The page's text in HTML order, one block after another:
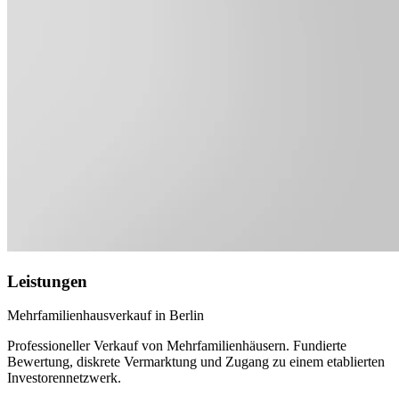
Leistungen
Mehrfamilienhausverkauf in Berlin
Professioneller Verkauf von Mehrfamilienhäusern. Fundierte
Bewertung, diskrete Vermarktung und Zugang zu einem etablierten
Investorennetzwerk.